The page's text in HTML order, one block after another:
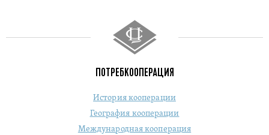
ПОТРЕБКООПЕРАЦИЯ
История кооперации
География кооперации
Международная кооперация